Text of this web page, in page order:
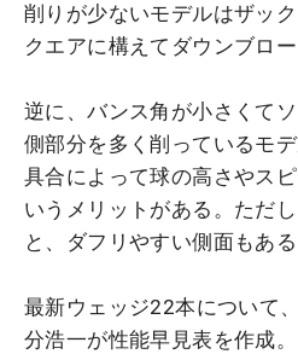
削りが少ないモデルはザッ
クエアに構えてダウンブロ
逆に、バンス角が小さくて
側部分を多く削っているモ
具合によって球の高さやス
いうメリットがある。ただ
と、ダフリやすい側面もある
最新ウェッジ22本について
分浩一が性能早見表を作成